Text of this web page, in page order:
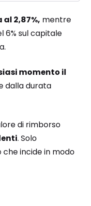
2,87%, mentre
6% sul capitale
momento il
dalla durata
di rimborso
. Solo
incide in modo